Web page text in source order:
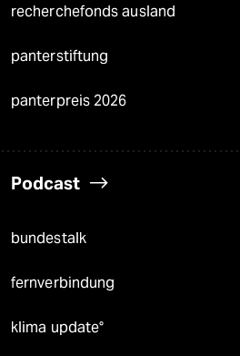
recherchefonds ausland
panterstiftung
panterpreis 2026
Podcast
bundestalk
fernverbindung
klima update°